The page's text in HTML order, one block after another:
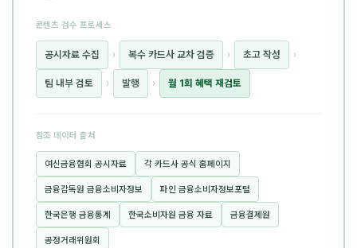
콘텐츠 검수 프로세스
공시자료 수집 › 복수 카드사 교차 검증 › 초고 작성 ›
팀 내부 검토 › 발행 › 월 1회 혜택 재검토
참조 데이터 출처
여신금융협회 공시자료 각 카드사 공식 홈페이지
금융감독원 금융소비자정보 파인 금융소비자정보포털
한국은행 금융통계 한국소비자원 금융 자료 금융결제원
공정거래위원회